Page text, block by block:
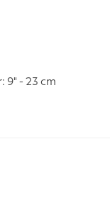
9" - 23 cm